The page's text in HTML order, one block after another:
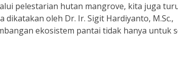
pelestarian hutan mangrove, kita juga
oleh Dr. Ir. Sigit Hardiyanto, M.Sc.,
ekosistem pantai tidak hanya untuk